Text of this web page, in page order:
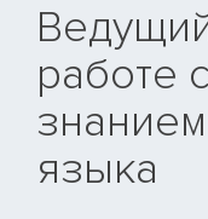
работе
языка